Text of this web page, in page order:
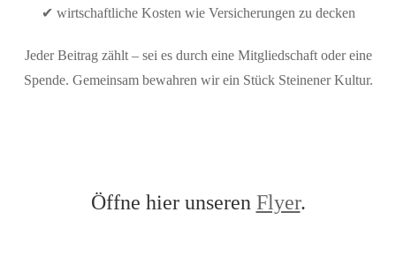
✔ wirtschaftliche Kosten wie Versicherungen zu decken
Jeder Beitrag zählt – sei es durch eine Mitgliedschaft oder eine
Spende. Gemeinsam bewahren wir ein Stück Steinener Kultur.
Öffne hier unseren Flyer.